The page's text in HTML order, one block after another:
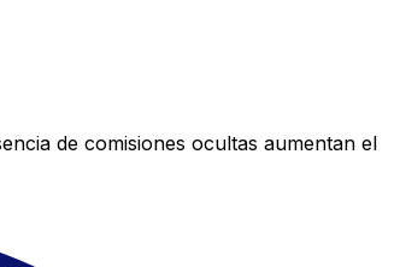
de comisiones ocultas aumentan el